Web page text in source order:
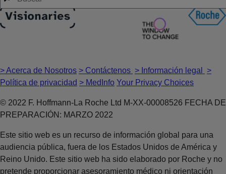
> Acerca de Nosotros > Contáctenos > Información legal
>
Política de privacidad > MedInfo Your Privacy Choices
© 2022 F. Hoffmann-La Roche Ltd M-XX-00008526 FECHA DE
PREPARACIÓN: MARZO 2022
Este sitio web es un recurso de información global para una
audiencia pública, fuera de los Estados Unidos de América y
Reino Unido. Este sitio web ha sido elaborado por Roche y no
pretende proporcionar asesoramiento médico ni orientación